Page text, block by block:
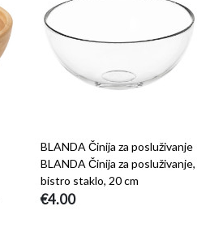
BLANDA Činija za posluživanje
BLANDA Činija za posluživanje,
bistro staklo, 20 cm
€4.00